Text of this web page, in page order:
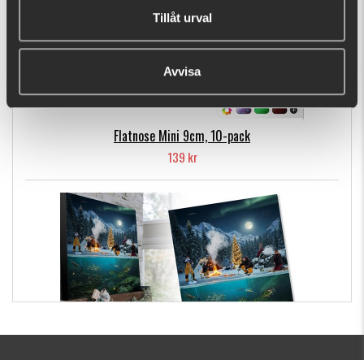
Tillåt urval
Avvisa
Flatnose Mini 9cm, 10-pack
139 kr